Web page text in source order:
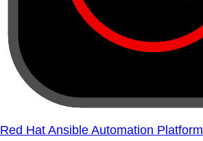
Red Hat Ansible Automation Platform